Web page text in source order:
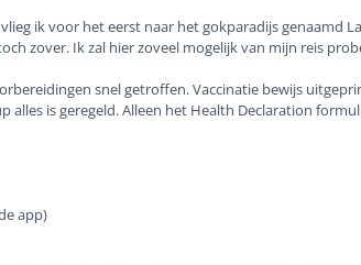
ik voor het eerst naar het gokparadijs genaamd
zover. Ik zal hier zoveel mogelijk van mijn reis
snel getroffen. Vaccinatie bewijs
is geregeld. Alleen het Health Declaration
app)